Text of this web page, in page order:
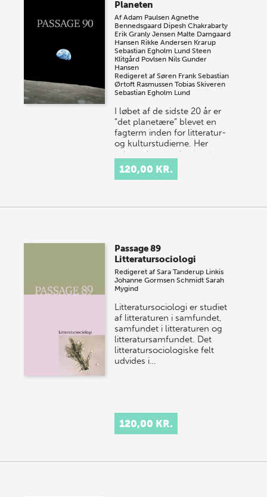
Planeten
AfAdam Paulsen Agnethe
Bennedsgaard Dipesh Chakrabarty
Erik Granly Jensen Malte Damgaard
Hansen Rikke Andersen Krarup
Sebastian Egholm Lund Steen
Klitgård Povlsen Nils Gunder
Hansen
Redigeret afSøren Frank Sebastian
Ørtoft Rasmussen Tobias Skiveren
Sebastian Egholm Lund
I løbet af de sidste 20 år er
”det planetære” blevet en
fagterm inden for litteratur-
og kulturstudierne. Her
udgør planeten horisonten
for en fornyet…
120,00 KR.
Passage 89
Litteratursociologi
Redigeret afSara Tanderup Linkis
Johanne Gormsen Schmidt Sarah
Mygind
Litteratursociologi er studiet
af litteraturen i samfundet,
samfundet i litteraturen og
litteratursamfundet. Det
litteratursociologiske felt
udvides i…
120,00 KR.